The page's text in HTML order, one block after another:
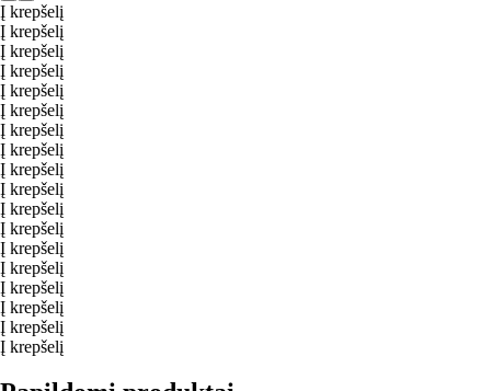
Į krepšelį
Į krepšelį
Į krepšelį
Į krepšelį
Į krepšelį
Į krepšelį
Į krepšelį
Į krepšelį
Į krepšelį
Į krepšelį
Į krepšelį
Į krepšelį
Į krepšelį
Į krepšelį
Į krepšelį
Į krepšelį
Į krepšelį
Į krepšelį